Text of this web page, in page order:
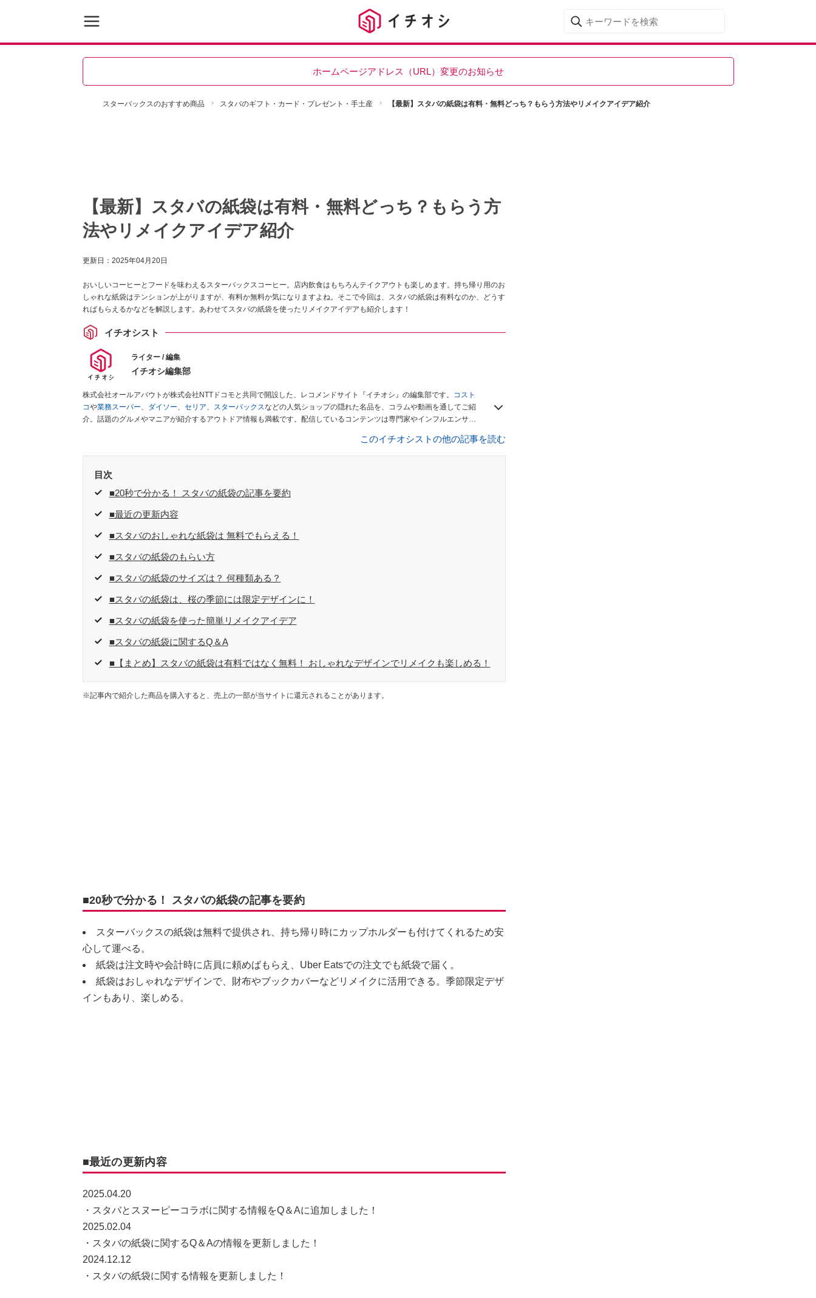
ホームページアドレス（URL）変更のお知らせ
スターバックスのおすすめ商品 スタバのギフト・カード・プレゼント・手土産 【最新】スタバの紙袋は有料・無料どっち？もらう方法やリメイクアイデア紹介
【最新】スタバの紙袋は有料・無料どっち？もらう方
法やリメイクアイデア紹介
更新日： 2025年04月20日
おいしいコーヒーとフードを味わえるスターバックスコーヒー。店内飲食はもちろんテイクアウトも楽しめます。持ち帰り用のお
しゃれな紙袋はテンションが上がりますが、有料か無料か気になりますよね。そこで今回は、スタバの紙袋は有料なのか、どうす
ればもらえるかなどを解説します。あわせてスタバの紙袋を使ったリメイクアイデアも紹介します！
イチオシスト
ライター / 編集
イチオシ編集部
株式会社オールアバウトが株式会社NTTドコモと共同で開設した、レコメンドサイト『イチオシ』の編集部です。
コスト
コや業務スーパー、 ダイソー、 セリア、 スターバックスなどの人気ショップの隠れた名品を、コラムや動画を通してご紹
介。話題のグルメやマニアが紹介するアウトドア情報も満載です。配信しているコンテンツは専門家やインフルエンサー
このイチオシストの他の記事を読む
目次
■20秒で分かる！ スタバの紙袋の記事を要約
■最近の更新内容
■スタバのおしゃれな紙袋は 無料でもらえる！
■スタバの紙袋のもらい方
■スタバの紙袋のサイズは？ 何種類ある？
■スタバの紙袋は、桜の季節には限定デザインに！
■スタバの紙袋を使った簡単リメイクアイデア
■スタバの紙袋に関するQ＆A
■【まとめ】スタバの紙袋は有料ではなく無料！ おしゃれなデザインでリメイクも楽しめる！
※記事内で紹介した商品を購入すると、売上の一部が当サイトに還元されることがあります。
■20秒で分かる！ スタバの紙袋の記事を要約
スターバックスの紙袋は無料で提供され、持ち帰り時にカップホルダーも付けてくれるため安
心して運べる。
紙袋は注文時や会計時に店員に頼めばもらえ、Uber Eatsでの注文でも紙袋で届く。
紙袋はおしゃれなデザインで、財布やブックカバーなどリメイクに活用できる。季節限定デザ
インもあり、楽しめる。
■最近の更新内容
2025.04.20
・スタバとスヌーピーコラボに関する情報をQ＆Aに追加しました！
2025.02.04
・スタバの紙袋に関するQ＆Aの情報を更新しました！
2024.12.12
・スタバの紙袋に関する情報を更新しました！